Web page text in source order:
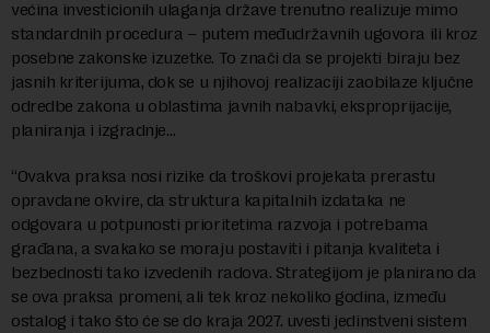
većina investicionih ulaganja države trenutno realizuje mimo
standardnih procedura – putem međudržavnih ugovora ili kroz
posebne zakonske izuzetke. To znači da se projekti biraju bez
jasnih kriterijuma, dok se u njihovoj realizaciji zaobilaze ključne
odredbe zakona u oblastima javnih nabavki, eksproprijacije,
planiranja i izgradnje…
“Ovakva praksa nosi rizike da troškovi projekata prerastu
opravdane okvire, da struktura kapitalnih izdataka ne
odgovara u potpunosti prioritetima razvoja i potrebama
građana, a svakako se moraju postaviti i pitanja kvaliteta i
bezbednosti tako izvedenih radova. Strategijom je planirano da
se ova praksa promeni, ali tek kroz nekoliko godina, između
ostalog i tako što će se do kraja 2027. uvesti jedinstveni sistem